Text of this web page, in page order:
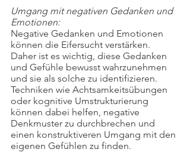
Umgang mit negativen Gedanken und
Emotionen:
Negative Gedanken und Emotionen
können die Eifersucht verstärken.
Daher ist es wichtig, diese Gedanken
und Gefühle bewusst wahrzunehmen
und sie als solche zu identifizieren.
Techniken wie Achtsamkeitsübungen
oder kognitive Umstrukturierung
können dabei helfen, negative
Denkmuster zu durchbrechen und
einen konstruktiveren Umgang mit den
eigenen Gefühlen zu finden.